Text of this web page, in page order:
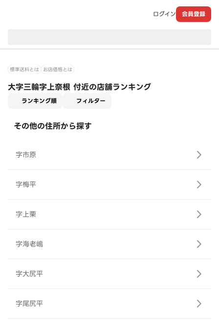
ログイン 会員登録
標準送料とは お店価格とは
大字三輪字上奈根 付近の店舗ランキング
ランキング順 フィルター
その他の住所から探す
字市原
字梅平
字上栗
字海老嶋
字大尻平
字尾尻平